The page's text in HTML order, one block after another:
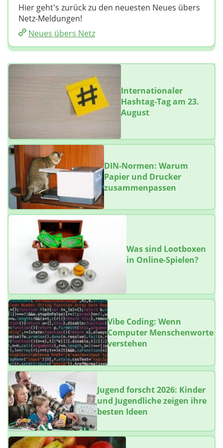
Hier geht's zurück zu den neuesten Neues übers
Netz-Meldungen!
Neues übers Netz
Internationaler
Hashtag-Tag am 23.
August
DIN-Normen: Warum
Papier und Drucker
zusammenpassen
Was sind Lootboxen
in Online-Spielen?
Vibe Coding: Wenn
Computer Menschenworte
verstehen
Jugend forscht 2026: Kinder
und Jugendliche zeigen ihre
besten Ideen